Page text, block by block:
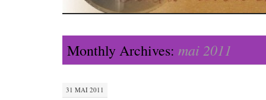
Monthly Archives: mai 2011
31 MAI 2011